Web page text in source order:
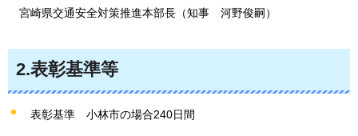
宮崎県交通安全対策推進本部長（知事 河野俊嗣 ）
2.表彰基準等
表彰基準 小林市の場合240日間